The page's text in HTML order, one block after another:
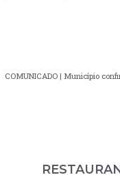
COMUNICADO | Município